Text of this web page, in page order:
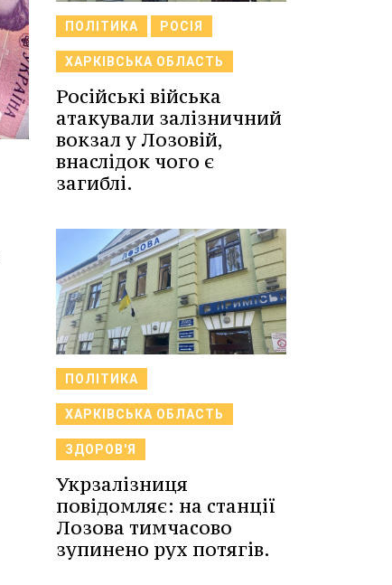
ПОЛІТИКА РОСІЯ
ХАРКІВСЬКА ОБЛАСТЬ
Російські війська
атакували залізничний
вокзал у Лозовій,
внаслідок чого є
загиблі.
ПОЛІТИКА
ХАРКІВСЬКА ОБЛАСТЬ
ЗДОРОВ'Я
Укрзалізниця
повідомляє: на станції
Лозова тимчасово
зупинено рух потягів.